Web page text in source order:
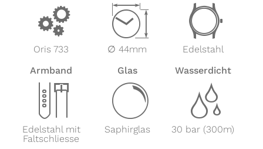
v
Oris 733
Z
∅ 44mm
w
Edelstahl
Armband
x
Edelstahl mit
Faltschliesse
Glas
y
Saphirglas
Wasserdicht
z
30 bar (300m)